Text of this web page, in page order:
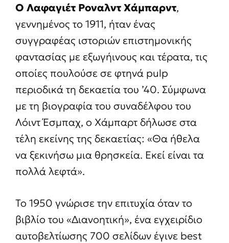
Ο Λαφαγιέτ Ροναλντ Χάμπαρντ,
γεννημένος το 1911, ήταν ένας
συγγραφέας ιστοριών επιστημονικής
φαντασίας με εξωγήινους και τέρατα, τις
οποίες πουλούσε σε φτηνά pulp
περιοδικά τη δεκαετία του ’40. Σύμφωνα
με τη βιογραφία του συναδέλφου του
Λόιντ Έσμπαχ, ο Χάμπαρτ δήλωσε στα
τέλη εκείνης της δεκαετίας: «Θα ήθελα
να ξεκινήσω μια θρησκεία. Εκεί είναι τα
πολλά λεφτά».
Το 1950 γνώρισε την επιτυχία όταν το
βιβλίο του «Διανοητική», ένα εγχειρίδιο
αυτοβελτίωσης 700 σελίδων έγινε best